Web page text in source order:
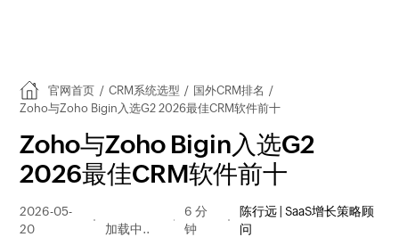
官网首页 / CRM系统选型 / 国外CRM排名 /
Zoho与Zoho Bigin入选G2 2026最佳CRM软件前十
Zoho与Zoho Bigin入选G2
2026最佳CRM软件前十
2026-05-
20
量
6 分
钟
陈行远 | SaaS增长策略顾
问